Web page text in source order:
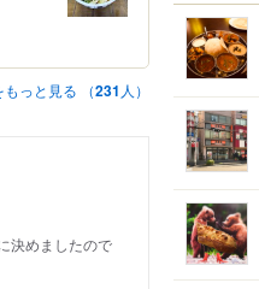
もっと見る （231 人）
決めましたので